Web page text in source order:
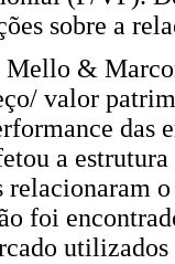
sobre a
Mello &
valor
das
a
relacionaram
foi
utilizados